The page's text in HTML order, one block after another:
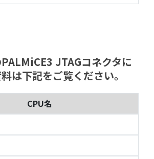
JTAGコネクタに
は下記をご覧ください。
CPU名